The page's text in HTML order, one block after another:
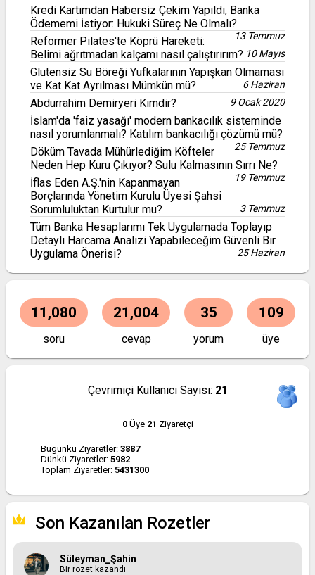
Kredi Kartımdan Habersiz Çekim Yapıldı, Banka
Ödememi İstiyor: Hukuki Süreç Ne Olmalı?
13 Temmuz
Reformer Pilates'te Köprü Hareketi:
Belimi ağrıtmadan kalçamı nasıl çalıştırırım? 10 Mayıs
Glutensiz Su Böreği Yufkalarının Yapışkan Olmaması
ve Kat Kat Ayrılması Mümkün mü?
6 Haziran
Abdurrahim Demiryeri Kimdir? 9 Ocak 2020
İslam'da 'faiz yasağı' modern bankacılık sisteminde
nasıl yorumlanmalı? Katılım bankacılığı çözümü mü?
25 Temmuz
Döküm Tavada Mühürlediğim Köfteler
Neden Hep Kuru Çıkıyor? Sulu Kalmasının Sırrı Ne?
19 Temmuz
İflas Eden A.Ş.'nin Kapanmayan
Borçlarında Yönetim Kurulu Üyesi Şahsi
Sorumluluktan Kurtulur mu?
3 Temmuz
Tüm Banka Hesaplarımı Tek Uygulamada Toplayıp
Detaylı Harcama Analizi Yapabileceğim Güvenli Bir
Uygulama Önerisi?
25 Haziran
11,080
soru
21,004
cevap
35
yorum
109
üye
Çevrimiçi Kullanıcı Sayısı: 21
0Üye 21 Ziyaretçi
Bugünkü Ziyaretler: 3887
Dünkü Ziyaretler: 5982
Toplam Ziyaretler: 5431300
Son Kazanılan Rozetler
Süleyman_Şahin
Bir rozet kazandı